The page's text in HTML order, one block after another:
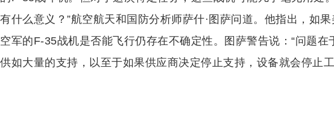
有什么意义？”航空航天和国防分析师萨什·图萨问道。他指出，如
空军的F-35战机是否能飞行仍存在不确定性。图萨警告说：“问题
供如大量的支持，以至于如果供应商决定停止支持，设备就会停止